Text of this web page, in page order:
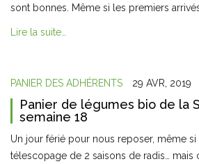
sont bonnes. Même si les premiers
Lire la suite…
PANIER DES ADHÉRENTS 29 AVR, 2019
Panier de légumes bio de la
semaine 18
Un jour férié pour nous reposer, même
télescopage de 2 saisons de radis… mais